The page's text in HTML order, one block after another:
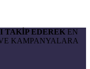
TAKİP EDEREK EN
KAMPANYALARA